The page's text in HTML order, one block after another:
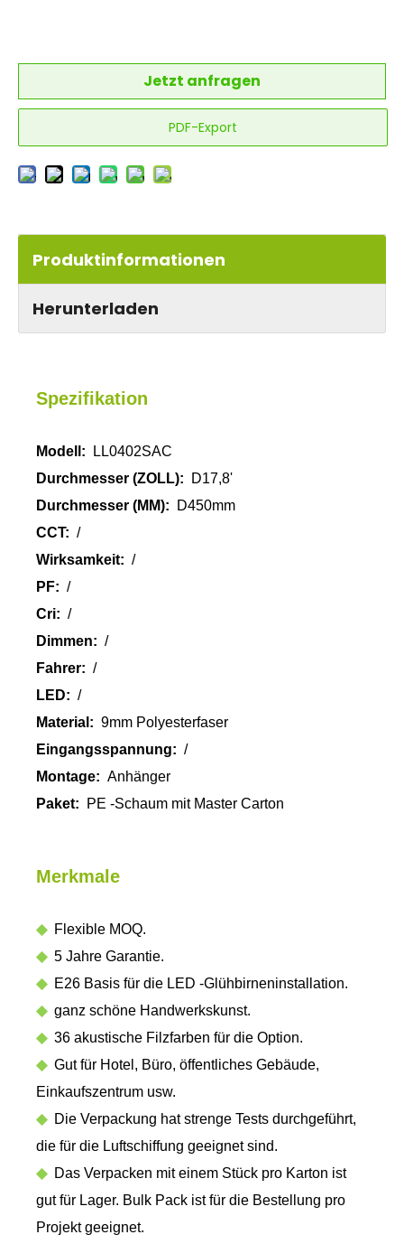
Jetzt anfragen
PDF-Export
Produktinformationen
Herunterladen
Spezifikation
Modell:
LL0402SAC
Durchmesser (ZOLL):
D17,8'
Durchmesser (MM):
D450mm
CCT: /
Wirksamkeit: /
PF: /
Cri: /
Dimmen: /
Fahrer: /
LED: /
Material: 9mm Polyesterfaser
Eingangsspannung: /
Montage: Anhänger
Paket:
PE -Schaum mit Master Carton
Merkmale
◆ Flexible MOQ.
◆ 5 Jahre Garantie.
◆ E26 Basis für die LED -Glühbirneninstallation.
◆ ganz schöne Handwerkskunst.
◆ 36 akustische Filzfarben für die Option.
◆ Gut für Hotel, Büro, öffentliches Gebäude,
Einkaufszentrum usw.
◆ Die Verpackung hat strenge Tests durchgeführt,
die für die Luftschiffung geeignet sind.
◆ Das Verpacken mit einem Stück pro Karton ist
gut für Lager. Bulk Pack ist für die Bestellung pro
Projekt geeignet.